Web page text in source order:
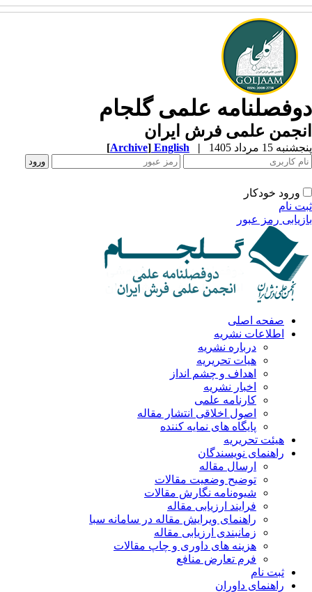
علمی گلجام
علمی فرش ایران
15 مرداد 1405 |
English
[Archive]
ورود خودکار
نام
رمز عبور
صفحه اصلی
اطلاعات نشریه
درباره نشریه
هیات تحریریه
اهداف و چشم انداز
اخبار نشریه
کارنامه علمی
اصول اخلاقی انتشار مقاله
پایگاه های نمایه کننده
هیئت تحریریه
راهنمای نویسندگان
ارسال مقاله
توضیح وضعیت مقالات
شیوه‌نامه نگارش مقالات
فرایند ارزیابی مقاله
راهنمای ویرایش مقاله در سامانه سبا
زمانبندی ارزیابی مقاله
هزینه های داوری و چاپ مقالات
فرم تعارض منافع
ثبت نام
راهنمای داوران